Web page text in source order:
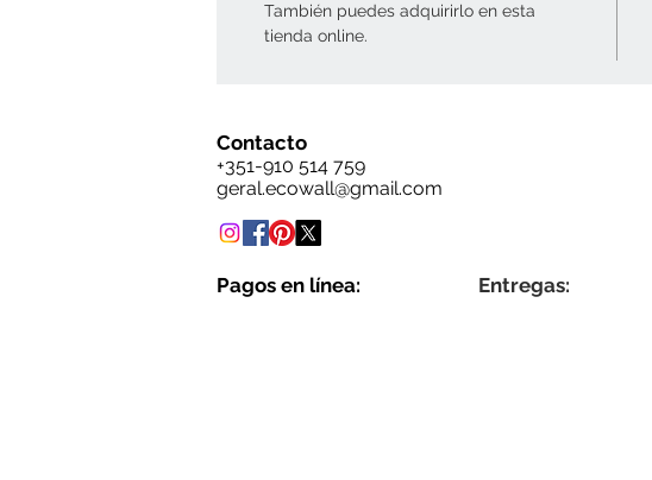
También puedes adquirirlo en esta
tienda online.
Contacto
+351-910 514 759
geral.ecowall@gmail.com
Pagos en línea: Entregas: